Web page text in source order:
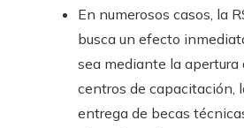
En numerosos casos, la
busca un efecto
sea mediante la apertura
centros de capacitación,
entrega de becas